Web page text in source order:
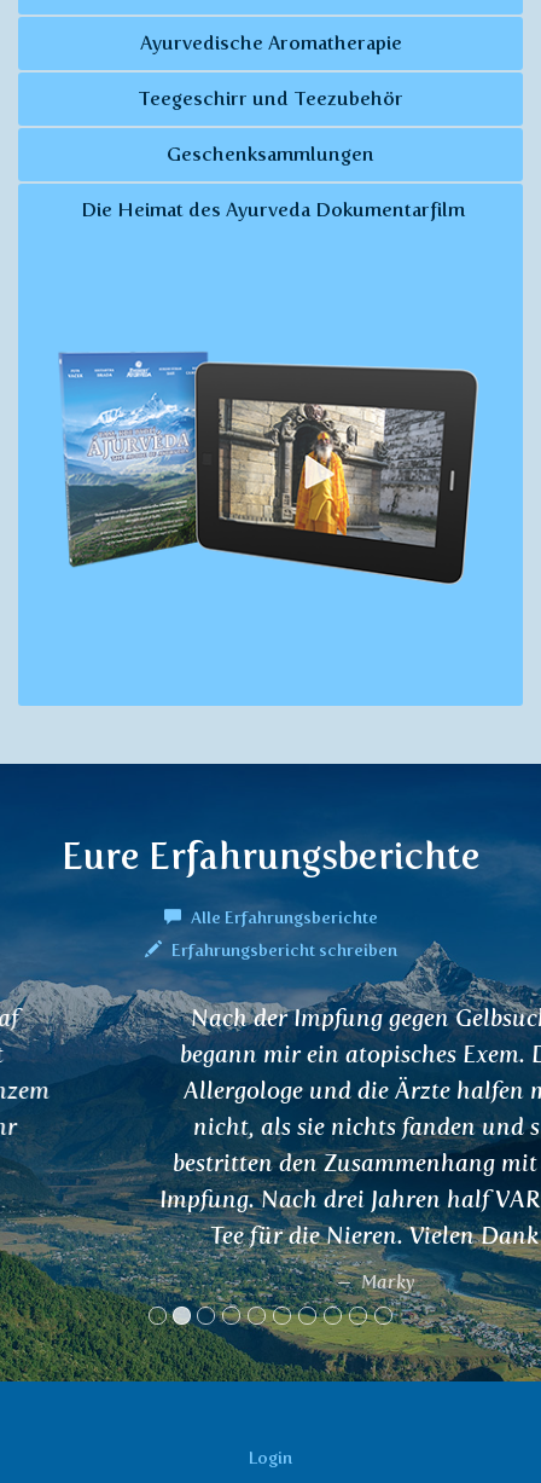
Ayurvedische Aromatherapie
Teegeschirr und Teezubehör
Geschenksammlungen
Die Heimat des Ayurveda Dokumentarfilm
Eure Erfahrungsberichte
Alle Erfahrungsberichte
Erfahrungsbericht schreiben
Nach der Impfung gegen Gelbsucht
begann mir ein atopisches Exem. Der
Allergologe und die Ärzte halfen mir
nicht, als sie nichts fanden und sie
bestritten den Zusammenhang mit der
Impfung. Nach drei Jahren half VARUNA
Tee für die Nieren. Vielen Dank
Marky